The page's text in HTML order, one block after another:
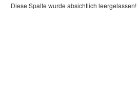
Diese Spalte wurde absichtlich leergelassen!